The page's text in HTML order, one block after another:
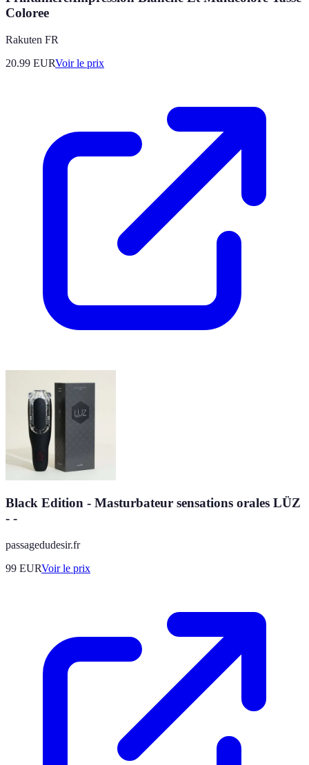
Coloree
Rakuten FR
20.99 EURVoir le prix
Black Edition - Masturbateur sensations orales LÜZ
- -
passagedudesir.fr
99 EURVoir le prix